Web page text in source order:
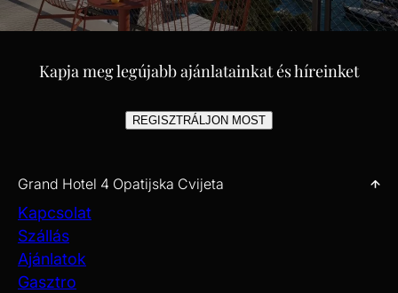
TERET, AZ IDŐT ÉS A JÓLLÉTET
Kapja meg legújabb ajánlatainkat és híreinket
REGISZTRÁLJON MOST
Grand Hotel 4 Opatijska Cvijeta
Kapcsolat
Szállás
Ajánlatok
Gasztro